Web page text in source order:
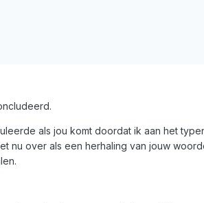
als jou komt doordat ik aan het
nu over als een herhaling van jouw